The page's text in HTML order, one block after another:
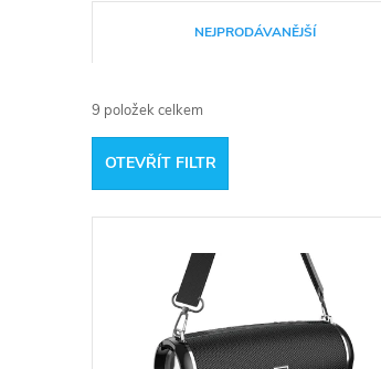
a
z
e
NEJPRODÁVANĚJŠÍ
9 položek celkem
OTEVŘÍT FILTR